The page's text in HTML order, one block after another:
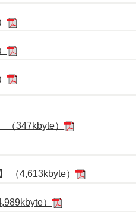
（347kbyte）
（4,613kbyte）
）